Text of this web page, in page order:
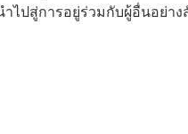
ปสู่การอยู่ร่วมกับผู้อื่นอย่าง